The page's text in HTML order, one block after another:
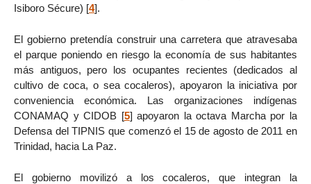
Isiboro Sécure) [4].
El gobierno pretendía construir una carretera que atravesaba
el parque poniendo en riesgo la economía de sus habitantes
más antiguos, pero los ocupantes recientes (dedicados al
cultivo de coca, o sea cocaleros), apoyaron la iniciativa por
conveniencia económica. Las organizaciones indígenas
CONAMAQ y CIDOB [5] apoyaron la octava Marcha por la
Defensa del TIPNIS que comenzó el 15 de agosto de 2011 en
Trinidad, hacia La Paz.
El gobierno movilizó a los cocaleros, que integran la